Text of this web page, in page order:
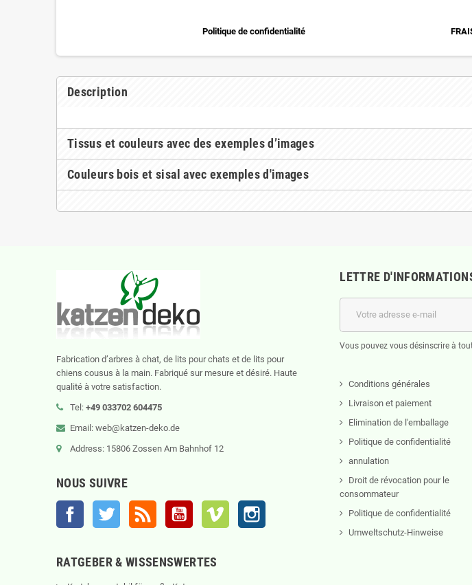
Politique de confidentialité
Description
Tissus et couleurs avec des exemples d’images
Couleurs bois et sisal avec exemples d'images
Fabrication d’arbres à chat, de lits pour chats et de lits pour
chiens cousus à la main. Fabriqué sur mesure et désiré. Haute
qualité à votre satisfaction.
Tel: +49 033702 604475
Email: web@katzen-deko.de
Address: 15806 Zossen Am Bahnhof 12
NOUS SUIVRE
Facebook Twitter YouTube Vimeo
LETTRE
Vous pouvez vous désinscrire à
Conditions générales
Livraison et paiement
Elimination de l'emballage
Politique de confidentialité
annulation
Droit de révocation pour le
consommateur
Politique de confidentialité
Umweltschutz-Hinweise
RATGEBER & WISSENSWERTES